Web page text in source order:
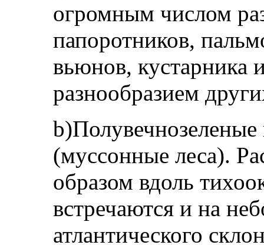
огромным числом
папоротников,
вью­нов, кустарника
разнообразием
(муссонные леса).
образом вдоль
встречаются и на
атлантического